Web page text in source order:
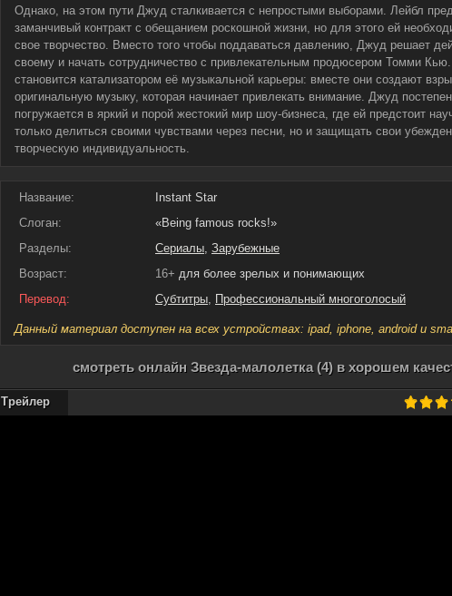
Однако, на этом пути Джуд сталкивается с непростыми выборами. Лейбл
заманчивый контракт с обещанием роскошной жизни, но для этого ей
свое творчество. Вместо того чтобы поддаваться давлению, Джуд решает
своему и начать сотрудничество с привлекательным продюсером Томми
становится катализатором её музыкальной карьеры: вместе они создают
оригинальную музыку, которая начинает привлекать внимание. Джуд
погружается в яркий и порой жестокий мир шоу-бизнеса, где ей предстоит
только делиться своими чувствами через песни, но и защищать свои
творческую индивидуальность.
Название:
Instant Star
Слоган:
«Being famous rocks!»
Разделы:
Сериалы, Зарубежные
Возраст:
16+ для более зрелых и понимающих
Перевод:
Субтитры, Профессиональный многоголосый
Данный материал доступен на всех устройствах: ipad, iphone, android и
смотреть онлайн Звезда-малолетка (4) в хорошем
Трейлер